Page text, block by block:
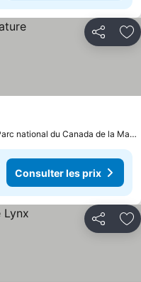
Partager
à 12.0 km de : Parc national du Canada de la Mauricie
Consulter les prix
Partager